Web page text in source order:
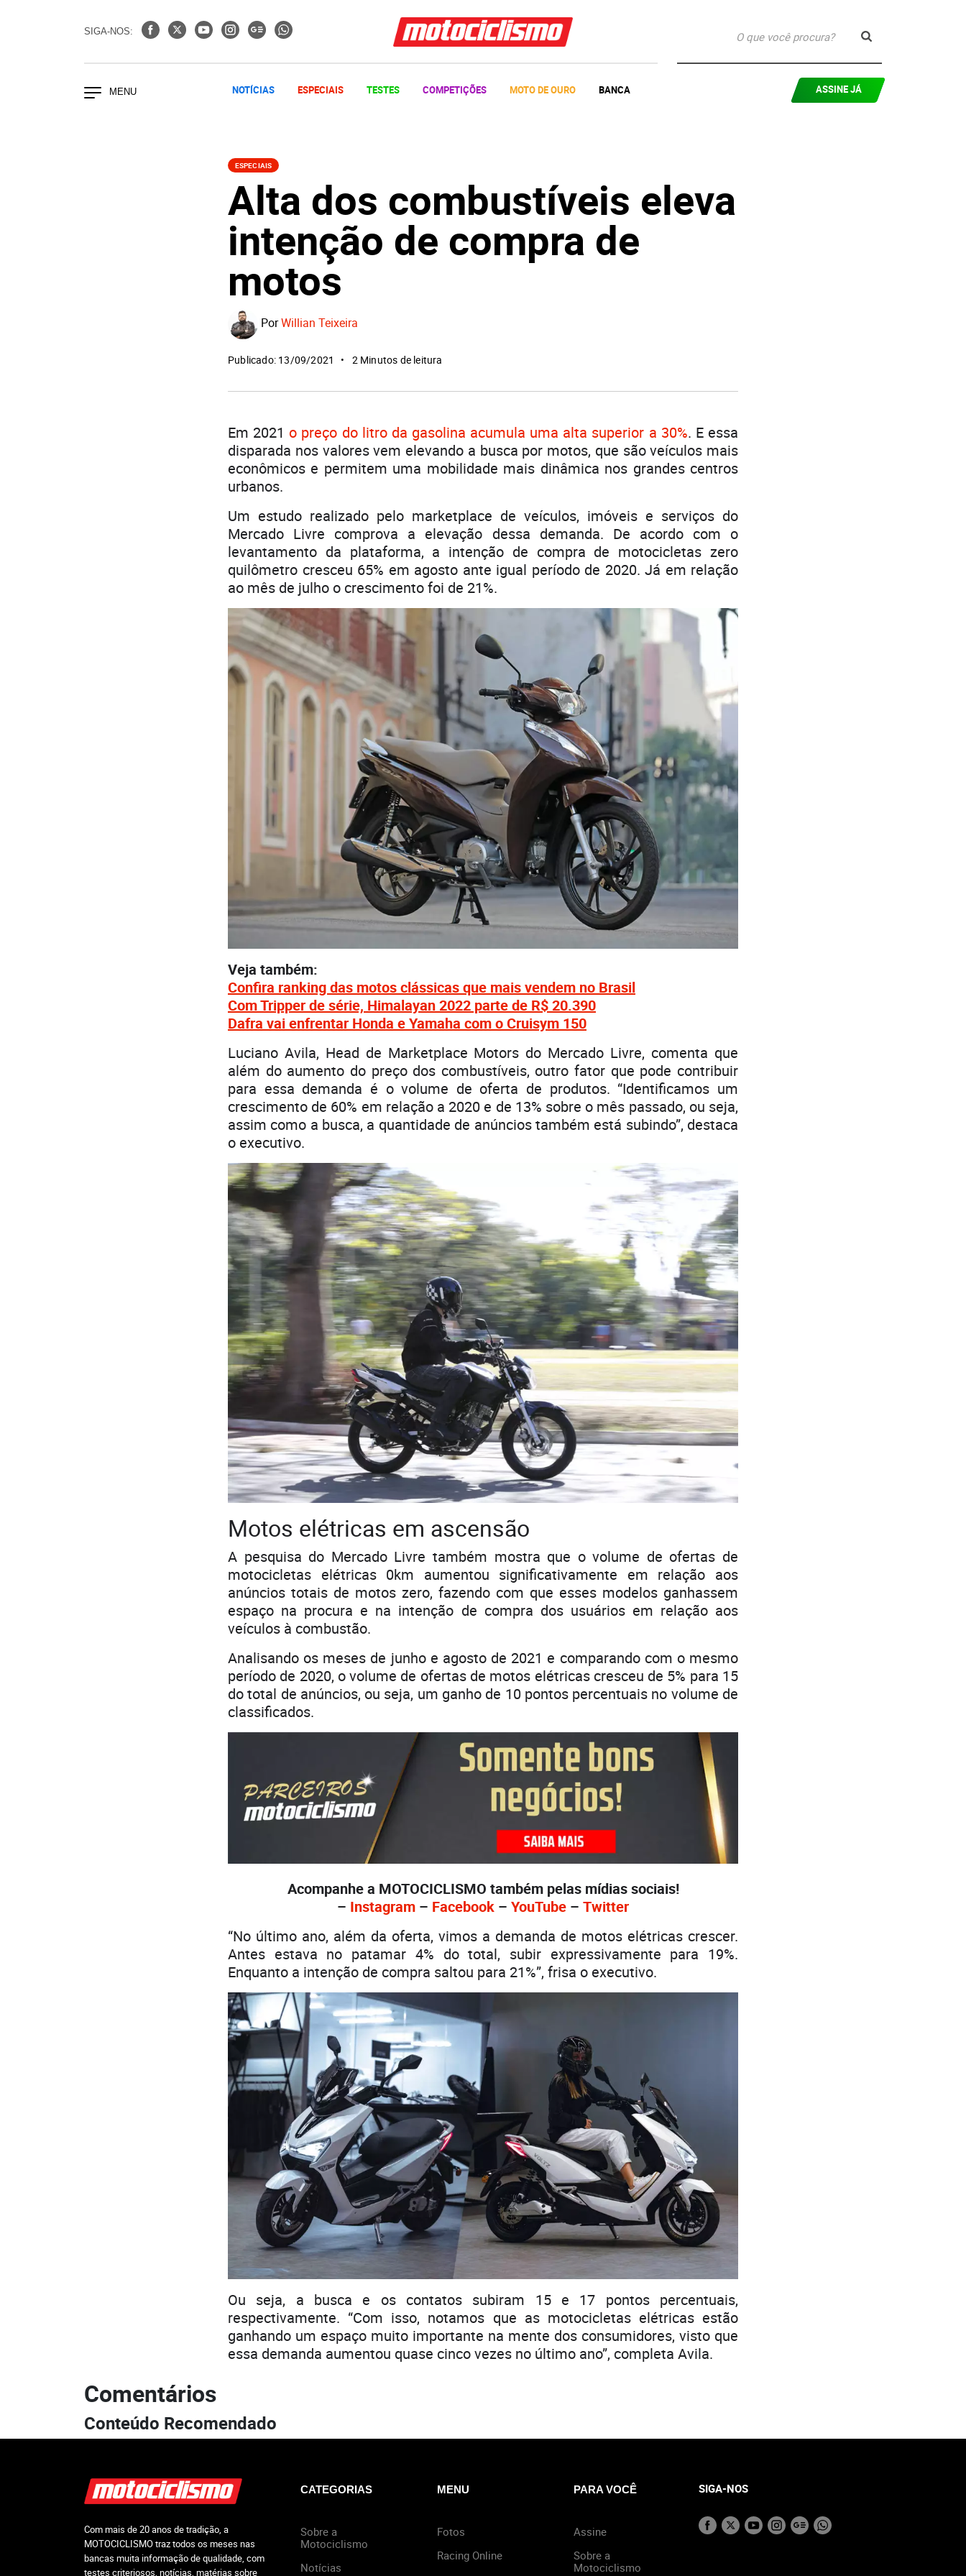
SIGA-NOS:
NOTÍCIAS ESPECIAIS TESTES COMPETIÇÕES MOTO DE OURO BANCA ASSINE JÁ
ESPECIAIS
Alta dos combustíveis eleva
intenção de compra de
motos
PorWillian Teixeira
Publicado: 13/09/2021 2 Minutos de leitura
Em 2021o preço do litro da gasolina acumula uma alta superior a 30%. E essa
disparada nos valores vem elevando a busca por motos, que são veículos mais
econômicos e permitem uma mobilidade mais dinâmica nos grandes centros
urbanos.
Um estudo realizado pelo marketplace de veículos, imóveis e serviços do
Mercado Livre comprova a elevação dessa demanda. De acordo com o
levantamento da plataforma, a intenção de compra de motocicletas zero
quilômetro cresceu 65% em agosto ante igual período de 2020. Já em relação
ao mês de julho o crescimento foi de 21%.
Veja também:
Confira ranking das motos clássicas que mais vendem no Brasil
Com Tripper de série, Himalayan 2022 parte de R$ 20.390
Dafra vai enfrentar Honda e Yamaha com o Cruisym 150
Luciano Avila, Head de Marketplace Motors do Mercado Livre, comenta que
além do aumento do preço dos combustíveis, outro fator que pode contribuir
para essa demanda é o volume de oferta de produtos. “Identificamos um
crescimento de 60% em relação a 2020 e de 13% sobre o mês passado, ou seja,
assim como a busca, a quantidade de anúncios também está subindo”, destaca
o executivo.
Motos elétricas em ascensão
A pesquisa do Mercado Livre também mostra que o volume de ofertas de
motocicletas elétricas 0km aumentou significativamente em relação aos
anúncios totais de motos zero, fazendo com que esses modelos ganhassem
espaço na procura e na intenção de compra dos usuários em relação aos
veículos à combustão.
Analisando os meses de junho e agosto de 2021 e comparando com o mesmo
período de 2020, o volume de ofertas de motos elétricas cresceu de 5% para 15
do total de anúncios, ou seja, um ganho de 10 pontos percentuais no volume de
classificados.
Acompanhe a MOTOCICLISMO também pelas mídias sociais!
– Instagram – Facebook – YouTube – Twitter
“No último ano, além da oferta, vimos a demanda de motos elétricas crescer.
Antes estava no patamar 4% do total, subir expressivamente para 19%.
Enquanto a intenção de compra saltou para 21%”, frisa o executivo.
Ou seja, a busca e os contatos subiram 15 e 17 pontos percentuais,
respectivamente. “Com isso, notamos que as motocicletas elétricas estão
ganhando um espaço muito importante na mente dos consumidores, visto que
essa demanda aumentou quase cinco vezes no último ano”, completa Avila.
Comentários
Conteúdo Recomendado
Com mais de 20 anos de tradição, a
MOTOCICLISMO traz todos os meses nas
bancas muita informação de qualidade, com
testes criteriosos, notícias, matérias sobre
CATEGORIAS
Sobre a
Motociclismo
Notícias
MENU
Fotos
Racing Online
PARA VOCÊ
Assine
Sobre a
Motociclismo
SIGA-NOS